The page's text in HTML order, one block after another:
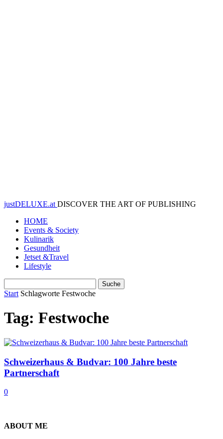
justDELUXE.at DISCOVER THE ART OF PUBLISHING
HOME
Events & Society
Kulinarik
Gesundheit
Jetset &Travel
Lifestyle
Start Schlagworte Festwoche
Tag: Festwoche
Schweizerhaus & Budvar: 100 Jahre beste
Partnerschaft
0
ABOUT ME